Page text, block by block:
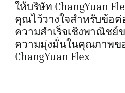
ให้บริษัท ChangYuan
คุณไว้วางใจสำหรับข้อ
ความสำเร็จเชิงพาณิชย์
ความมุ่งมั่นในคุณภาพข
ChangYuan Flex